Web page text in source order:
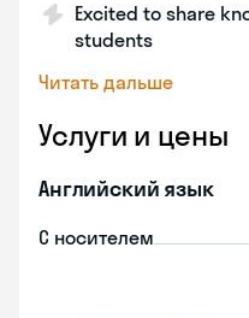
Excited to share
students
Читать дальше
Услуги и цены
Английский язык
С носителем